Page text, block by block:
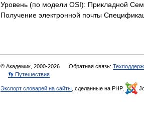
Уровень (по модели OSI): Прикладной
Получение электронной почты
© Академик, 2000-2026 Обратная связь:
👣 Путешествия
Экспорт словарей на сайты , сделанные на PHP,